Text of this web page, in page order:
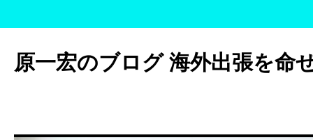
テ
ン
ッ
原一宏のブログ 海外出張を命